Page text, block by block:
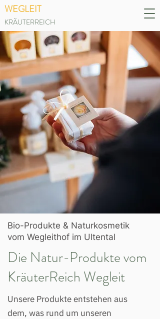
WEGLEIT
KRÄUTERREICH
Bio-Produkte & Naturkosmetik
vom Wegleithof im Ultental
Die Natur-Produkte vom
KräuterReich Wegleit
Unsere Produkte entstehen aus
dem, was rund um unseren